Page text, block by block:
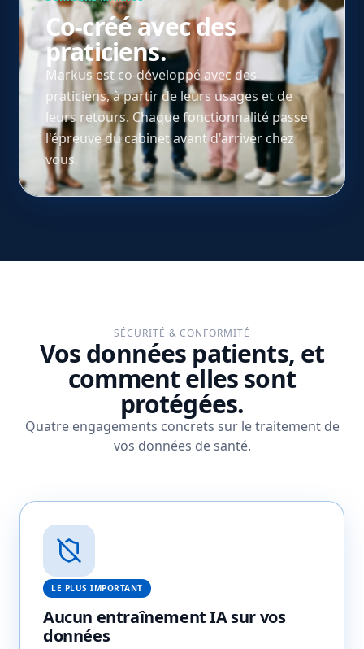
Co-créé avec des
praticiens.
Markus est co-développé avec des
praticiens, à partir de leurs usages et de
leurs retours. Chaque fonctionnalité passe
l'épreuve du cabinet avant d'arriver chez
vous.
SÉCURITÉ & CONFORMITÉ
Vos données patients, et
comment elles sont
protégées.
Quatre engagements concrets sur le traitement de
vos données de santé.
LE PLUS IMPORTANT
Aucun entraînement IA sur vos
données